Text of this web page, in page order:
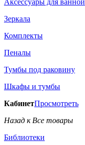
Аксессуары для ванной
Зеркала
Комплекты
Пеналы
Тумбы под раковину
Шкафы и тумбы
КабинетПросмотреть
Назад к Все товары
Библиотеки